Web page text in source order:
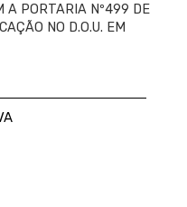
A PORTARIA Nº499 DE
NO D.O.U. EM